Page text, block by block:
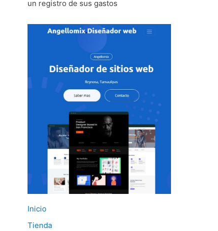
un registro de sus gastos
Inicio
Tienda